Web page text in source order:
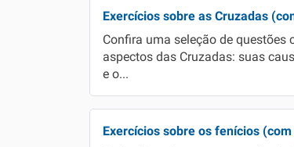
Exercícios sobre as Cruzadas
Confira uma seleção de
aspectos das Cruzadas: suas
e o...
Exercícios sobre os fenícios